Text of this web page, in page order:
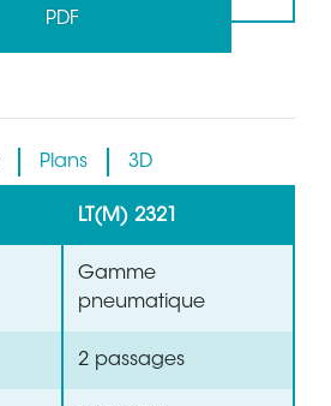
PDF
Plans 3D
LT(M) 2321
Gamme
pneumatique
2 passages